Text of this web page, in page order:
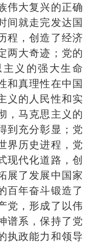
伟大复兴的正确
间就走完发达国
程，创造了经济
两大奇迹；党的
义的强大生命
和真理性在中国
义的人民性和实
，马克思主义的
到充分彰显；党
界历史进程，党
现代化道路，创
展了发展中国家
百年奋斗锻造了
党，形成了以伟
谱系，保持了党
执政能力和领导